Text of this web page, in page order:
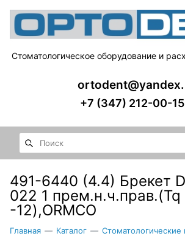
Стоматологическое оборудование и
+7 (347) 212-00-15
491-6440 (4.4) Брекет
022 1 прем.н.ч.прав.(Tq
-12),ORMCO
Главная — Каталог — Стоматологические